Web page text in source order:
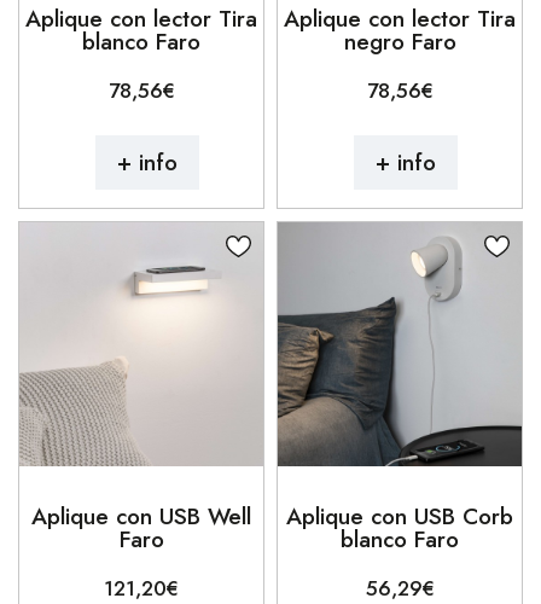
Aplique con lector Tira
blanco Faro
78,56€
+ info
Aplique con lector Tira
negro Faro
78,56€
+ info
Aplique con USB Well
Faro
121,20€
Aplique con USB Corb
blanco Faro
56,29€